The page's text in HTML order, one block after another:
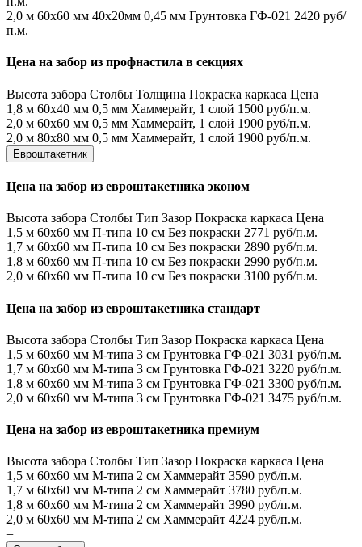
2,0 м 60х60 мм 40х20мм 0,45 мм Грунтовка ГФ-021 2420 руб/
п.м.
Цена на забор из профнастила в секциях
Высота забора Столбы Толщина Покраска каркаса Цена
1,8 м 60х40 мм 0,5 мм Хаммерайт, 1 слой 1500 руб/п.м.
2,0 м 60х60 мм 0,5 мм Хаммерайт, 1 слой 1900 руб/п.м.
2,0 м 80х80 мм 0,5 мм Хаммерайт, 1 слой 1900 руб/п.м.
Евроштакетник
Цена на забор из евроштакетника эконом
Высота забора Столбы Тип Зазор Покраска каркаса Цена
1,5 м 60х60 мм П-типа 10 см Без покраски 2771 руб/п.м.
1,7 м 60х60 мм П-типа 10 см Без покраски 2890 руб/п.м.
1,8 м 60х60 мм П-типа 10 см Без покраски 2990 руб/п.м.
2,0 м 60х60 мм П-типа 10 см Без покраски 3100 руб/п.м.
Цена на забор из евроштакетника стандарт
Высота забора Столбы Тип Зазор Покраска каркаса Цена
1,5 м 60х60 мм М-типа 3 см Грунтовка ГФ-021 3031 руб/п.м.
1,7 м 60х60 мм М-типа 3 см Грунтовка ГФ-021 3220 руб/п.м.
1,8 м 60х60 мм М-типа 3 см Грунтовка ГФ-021 3300 руб/п.м.
2,0 м 60х60 мм М-типа 3 см Грунтовка ГФ-021 3475 руб/п.м.
Цена на забор из евроштакетника премиум
Высота забора Столбы Тип Зазор Покраска каркаса Цена
1,5 м 60х60 мм М-типа 2 см Хаммерайт 3590 руб/п.м.
1,7 м 60х60 мм М-типа 2 см Хаммерайт 3780 руб/п.м.
1,8 м 60х60 мм М-типа 2 см Хаммерайт 3990 руб/п.м.
2,0 м 60х60 мм М-типа 2 см Хаммерайт 4224 руб/п.м.
=